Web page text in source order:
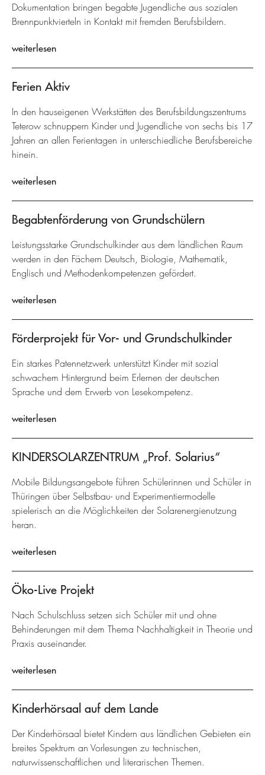
Dokumentation bringen begabte Jugendliche aus sozialen
Brennpunktvierteln in Kontakt mit fremden Berufsbildern.
weiterlesen
Ferien Aktiv
In den hauseigenen Werkstätten des Berufsbildungszentrums
Teterow schnuppern Kinder und Jugendliche von sechs bis 17
Jahren an allen Ferientagen in unterschiedliche Berufsbereiche
hinein.
weiterlesen
Begabtenförderung von Grundschülern
Leistungsstarke Grundschulkinder aus dem ländlichen Raum
werden in den Fächern Deutsch, Biologie, Mathematik,
Englisch und Methodenkompetenzen gefördert.
weiterlesen
Förderprojekt für Vor- und Grundschulkinder
Ein starkes Patennetzwerk unterstützt Kinder mit sozial
schwachem Hintergrund beim Erlernen der deutschen
Sprache und dem Erwerb von Lesekompetenz.
weiterlesen
KINDERSOLARZENTRUM „Prof. Solarius“
Mobile Bildungsangebote führen Schülerinnen und Schüler in
Thüringen über Selbstbau- und Experimentiermodelle
spielerisch an die Möglichkeiten der Solarenergienutzung
heran.
weiterlesen
Öko-Live Projekt
Nach Schulschluss setzen sich Schüler mit und ohne
Behinderungen mit dem Thema Nachhaltigkeit in Theorie und
Praxis auseinander.
weiterlesen
Kinderhörsaal auf dem Lande
Der Kinderhörsaal bietet Kindern aus ländlichen Gebieten ein
breites Spektrum an Vorlesungen zu technischen,
naturwissenschaftlichen und literarischen Themen.